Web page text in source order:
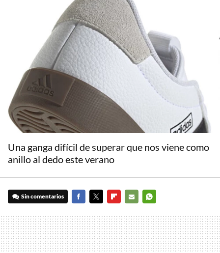
Una ganga difícil de superar que nos viene como
anillo al dedo este verano
Sin comentarios
MAIL